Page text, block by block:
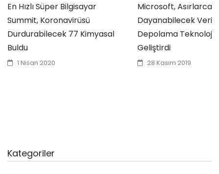
En Hızlı Süper Bilgisayar
Summit, Koronavirüsü
Durdurabilecek 77 Kimyasal
Buldu
1 Nisan 2020
Microsoft, Asırlarca
Dayanabilecek Veri
Depolama Teknolojisi
Geliştirdi
28 Kasım 2019
Kategoriler